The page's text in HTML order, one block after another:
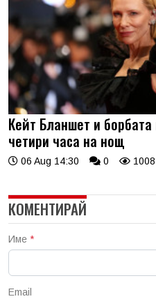
Кейт Бланшет и
четири часа на нощ
06 Aug 14:30 0 1008
КОМЕНТИРАЙ
Име *
Email